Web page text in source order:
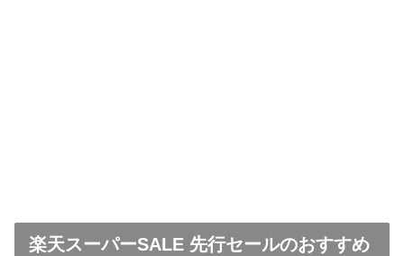
楽天スーパーSALE 先行セールのおすすめ